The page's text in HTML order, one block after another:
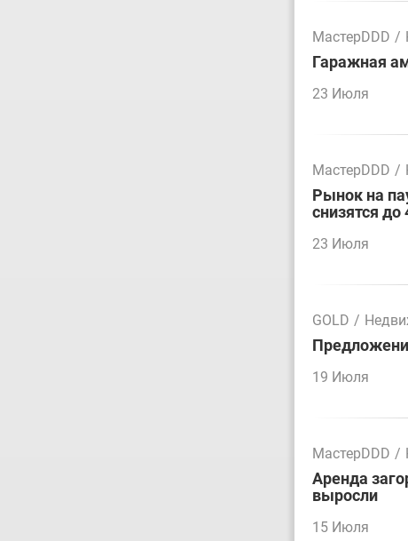
МастерDDD /
Гаражная
23 Июля
МастерDDD /
Рынок на
снизятся
23 Июля
GOLD /
19 Июля
МастерDDD /
Аренда
выросли
15 Июля